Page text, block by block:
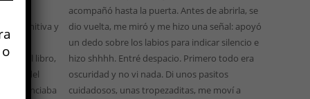
definitiva y
del libro,
del
lo anunciaba
acompañó hasta la puerta. Antes de abrirla, se
dio vuelta, me miró y me hizo una señal: apoyó
un dedo sobre los labios para indicar silencio e
hizo shhhh. Entré despacio. Primero todo era
oscuridad y no vi nada. Di unos pasitos
cuidadosos, unas tropezaditas, me moví a